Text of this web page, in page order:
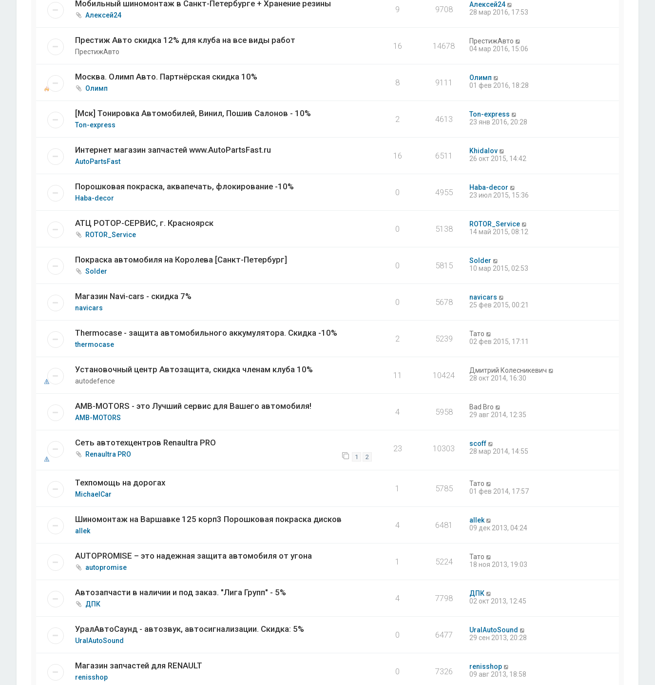
Мобильный шиномонтаж в Санкт-Петербурге + Хранение резины
Алексей24
9 9708
Алексей24
28 мар 2016, 17:53
Престиж Авто скидка 12% для клуба на все виды работ
ПрестижАвто
16 14678
ПрестижАвто
04 мар 2016, 15:06
Москва. Олимп Авто. Партнёрская скидка 10%
Олимп
8 9111
Олимп
01 фев 2016, 18:28
[Мск] Тонировка Автомобилей, Винил, Пошив Салонов - 10%
Ton-express
2 4613
Ton-express
23 янв 2016, 20:28
Интернет магазин запчастей www.AutoPartsFast.ru
AutoPartsFast
16 6511
Khidalov
26 окт 2015, 14:42
Порошковая покраска, аквапечать, флокирование -10%
Haba-decor
0 4955
Haba-decor
23 июл 2015, 15:36
АТЦ РОТОР-СЕРВИС, г. Красноярск
ROTOR_Service
0 5138
ROTOR_Service
14 май 2015, 08:12
Покраска автомобиля на Королева [Санкт-Петербург]
Solder
0 5815
Solder
10 мар 2015, 02:53
Магазин Navi-cars - скидка 7%
navicars
0 5678
navicars
25 фев 2015, 00:21
Thermocase - защита автомобильного аккумулятора. Скидка -10%
thermocase
2 5239
Тато
02 фев 2015, 17:11
Установочный центр Автозащита, скидка членам клуба 10%
autodefence
11 10424
Дмитрий Колесникевич
28 окт 2014, 16:30
AMB-MOTORS - это Лучший сервис для Вашего автомобиля!
AMB-MOTORS
4 5958
Bad Bro
29 авг 2014, 12:35
Сеть автотехцентров Renaultra PRO
Renaultra PRO 1 2
23 10303
scoff
28 мар 2014, 14:55
Техпомощь на дорогах
MichaelCar
1 5785
Тато
01 фев 2014, 17:57
Шиномонтаж на Варшавке 125 корп3 Порошковая покраска дисков
allek
4 6481
allek
09 дек 2013, 04:24
AUTOPROMISE – это надежная защита автомобиля от угона
autopromise
1 5224
Тато
18 ноя 2013, 19:03
Автозапчасти в наличии и под заказ. "Лига Групп" - 5%
ДПК
4 7798
ДПК
02 окт 2013, 12:45
УралАвтоСаунд - автозвук, автосигнализации. Скидка: 5%
UralAutoSound
0 6477
UralAutoSound
29 сен 2013, 20:28
Магазин запчастей для RENAULT
renisshop
0 7326
renisshop
09 авг 2013, 18:58